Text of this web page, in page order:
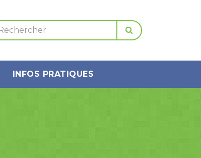
INFOS PRATIQUES